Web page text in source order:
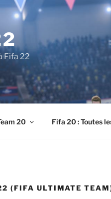
Fifa 22
20 Fifa 20 : Toutes
(FIFA ULTIMATE